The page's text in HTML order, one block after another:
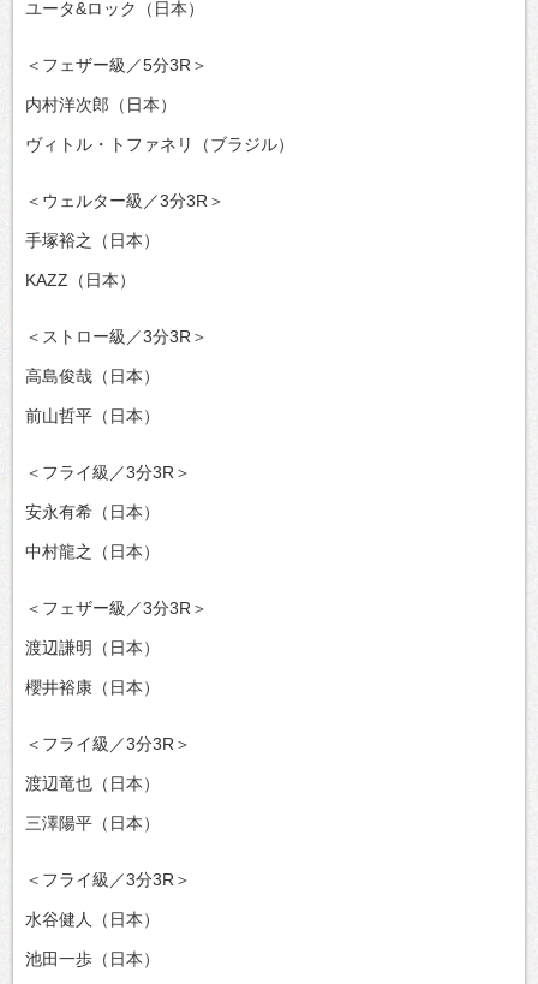
ユータ&ロック（日本）
＜フェザー級／5分3R＞
内村洋次郎（日本）
ヴィトル・トファネリ（ブラジル）
＜ウェルター級／3分3R＞
手塚裕之（日本）
KAZZ（日本）
＜ストロー級／3分3R＞
高島俊哉（日本）
前山哲平（日本）
＜フライ級／3分3R＞
安永有希（日本）
中村龍之（日本）
＜フェザー級／3分3R＞
渡辺謙明（日本）
櫻井裕康（日本）
＜フライ級／3分3R＞
渡辺竜也（日本）
三澤陽平（日本）
＜フライ級／3分3R＞
水谷健人（日本）
池田一歩（日本）